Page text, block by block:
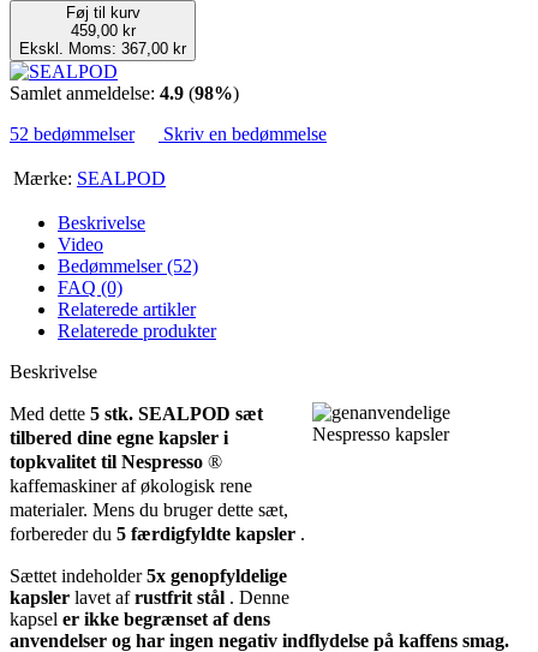
Føj til kurv
459,00 kr
Ekskl. Moms: 367,00 kr
Samlet anmeldelse: 4.9 (98%)
52 bedømmelser
Skriv en bedømmelse
Mærke: SEALPOD
Beskrivelse
Video
Bedømmelser (52)
FAQ (0)
Relaterede artikler
Relaterede produkter
Beskrivelse
Med dette 5 stk. SEALPOD sæt
tilbered dine egne kapsler i
topkvalitet til Nespresso ®
kaffemaskiner af økologisk rene
materialer. Mens du bruger dette sæt,
forbereder du 5 færdigfyldte kapsler .
Sættet indeholder5x genopfyldelige
kapsler lavet afrustfrit stål . Denne
kapsel er ikke begrænset af dens
anvendelser og har ingen negativ indflydelse på kaffens smag.